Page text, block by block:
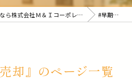
千葉県市原の不動産売却なら株式会社Ｍ＆Ｉコーポレーション #早期売却
却』のページ一覧